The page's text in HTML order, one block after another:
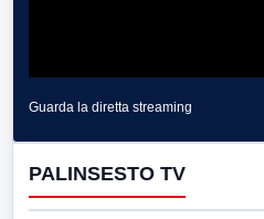
Guarda la diretta streaming
PALINSESTO TV